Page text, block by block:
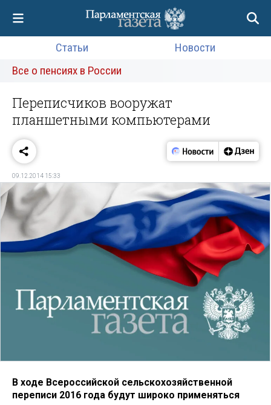
Статьи
Новости
Все о пенсиях в России
Переписчиков вооружат
планшетными компьютерами
09.12.2014 15:33
В ходе Всероссийской сельскохозяйственной
переписи 2016 года будут широко применяться